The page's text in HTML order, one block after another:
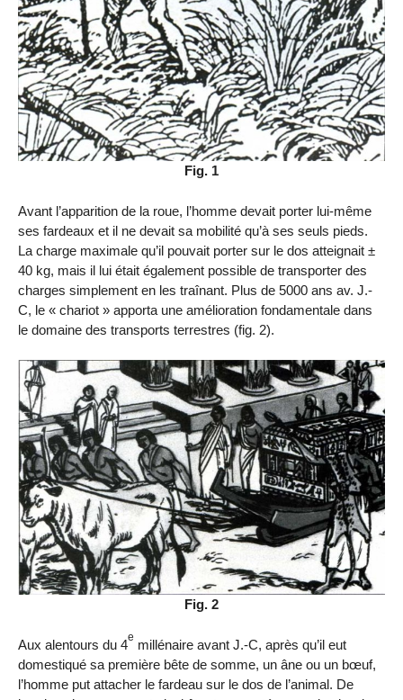
Fig. 1
Avant l’apparition de la roue, l’homme devait porter lui-même
ses fardeaux et il ne devait sa mobilité qu’à ses seuls pieds.
La charge maximale qu’il pouvait porter sur le dos atteignait ±
40 kg, mais il lui était également possible de transporter des
charges simplement en les traînant. Plus de 5000 ans av. J.-
C, le « chariot » apporta une amélioration fondamentale dans
le domaine des transports terrestres (fig. 2).
Fig. 2
Aux alentours du 4e millénaire avant J.-C, après qu’il eut
domestiqué sa première bête de somme, un âne ou un bœuf,
l’homme put attacher le fardeau sur le dos de l’animal. De